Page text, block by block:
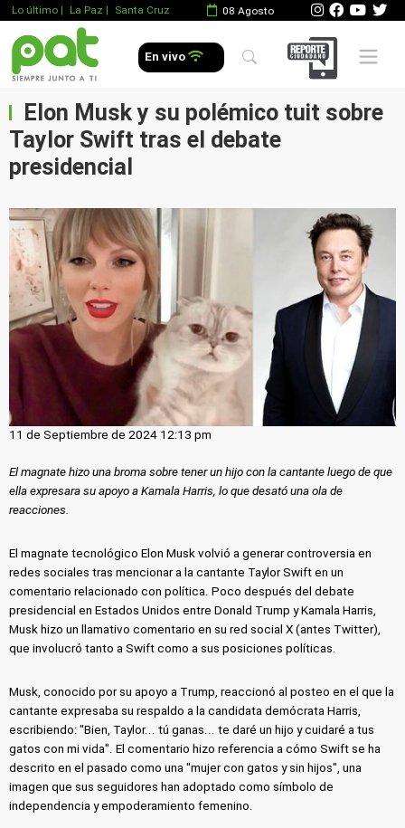
Lo último | La Paz | Santa Cruz 08 Agosto
En vivo Mobile
Elon Musk y su polémico tuit sobre
Taylor Swift tras el debate
presidencial
11 de Septiembre de 2024 12:13 pm
El magnate hizo una broma sobre tener un hijo con la cantante luego de que
ella expresara su apoyo a Kamala Harris, lo que desató una ola de
reacciones.
El magnate tecnológico Elon Musk volvió a generar controversia en
redes sociales tras mencionar a la cantante Taylor Swift en un
comentario relacionado con política. Poco después del debate
presidencial en Estados Unidos entre Donald Trump y Kamala Harris,
Musk hizo un llamativo comentario en su red social X (antes Twitter),
que involucró tanto a Swift como a sus posiciones políticas.
Musk, conocido por su apoyo a Trump, reaccionó al posteo en el que la
cantante expresaba su respaldo a la candidata demócrata Harris,
escribiendo: "Bien, Taylor... tú ganas... te daré un hijo y cuidaré a tus
gatos con mi vida". El comentario hizo referencia a cómo Swift se ha
descrito en el pasado como una "mujer con gatos y sin hijos", una
imagen que sus seguidores han adoptado como símbolo de
independencia y empoderamiento femenino.